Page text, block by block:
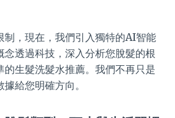
制，現在，我們引入獨特的AI智能
念透過科技，深入分析您脫髮的根
的生髮洗髮水推薦。我們不再只是
給您明確方向。